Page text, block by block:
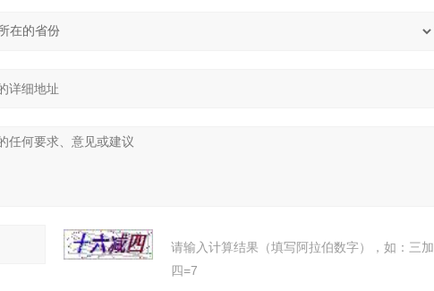
请输入计算结果（填写阿拉伯数字），如：三加
四=7